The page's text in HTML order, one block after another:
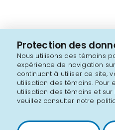
Protection des
Nous utilisons des témoins
expérience de navigation
continuant à utiliser ce site,
utilisation des témoins. Pour
utilisation des témoins et
veuillez consulter notre